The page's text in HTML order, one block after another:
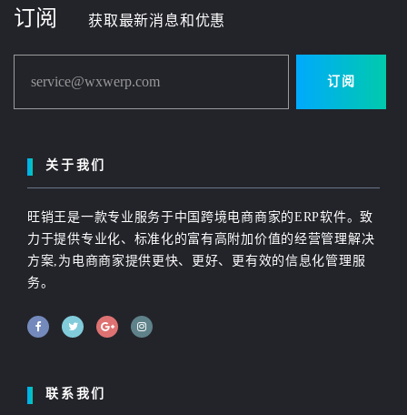
订阅 获取最新消息和优惠
service@wxwerp.com 订阅
关于我们
旺销王是一款专业服务于中国跨境电商商家的ERP软件。致
力于提供专业化、标准化的富有高附加价值的经营管理解决
方案,为电商商家提供更快、更好、更有效的信息化管理服
务。
联系我们